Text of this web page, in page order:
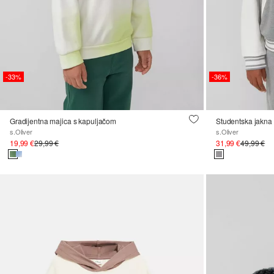
-33%
Gradijentna majica s kapuljačom
s.Oliver
19,99 €29,99 €
-36%
Studentska
s.Oliver
31,99 €49,99 €